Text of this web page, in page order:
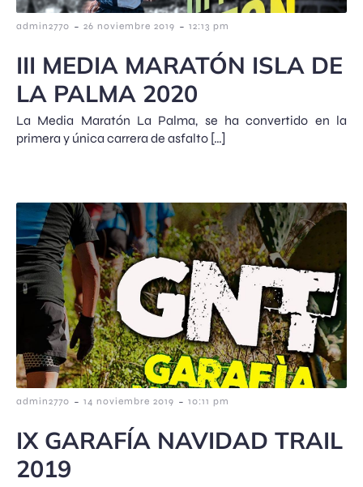
admin2770 - 26 noviembre 2019 - 12:13 pm
III MEDIA MARATÓN ISLA DE
LA PALMA 2020
La Media Maratón La Palma, se ha convertido en la
primera y única carrera de asfalto […]
admin2770 - 14 noviembre 2019 - 10:11 pm
IX GARAFÍA NAVIDAD TRAIL
2019